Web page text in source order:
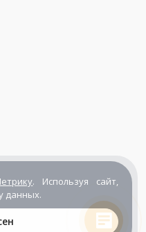
. Используя сайт,
данных.